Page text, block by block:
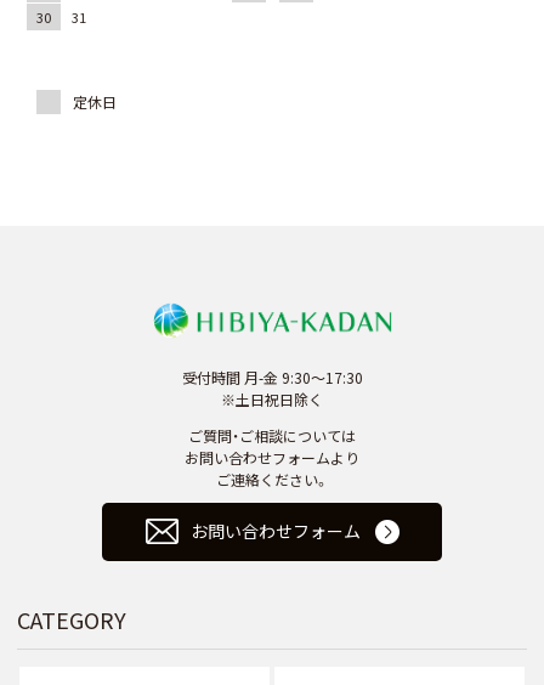
30
31
受付時間 月-金 9:30～17:30
※土日祝日除く
ご質問・ご相談については
お問い合わせフォームより
ご連絡ください。
お問い合わせフォーム
CATEGORY